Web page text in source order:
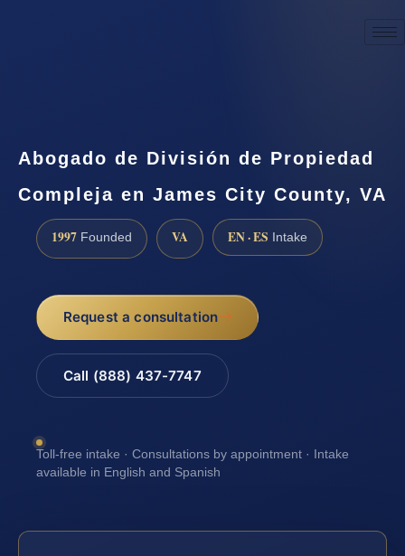
Abogado de División de Propiedad
Compleja en James City County, VA
1997 Founded VA EN · ES Intake
Request a consultation
Call (888) 437-7747
Toll-free intake · Consultations by appointment · Intake
available in English and Spanish